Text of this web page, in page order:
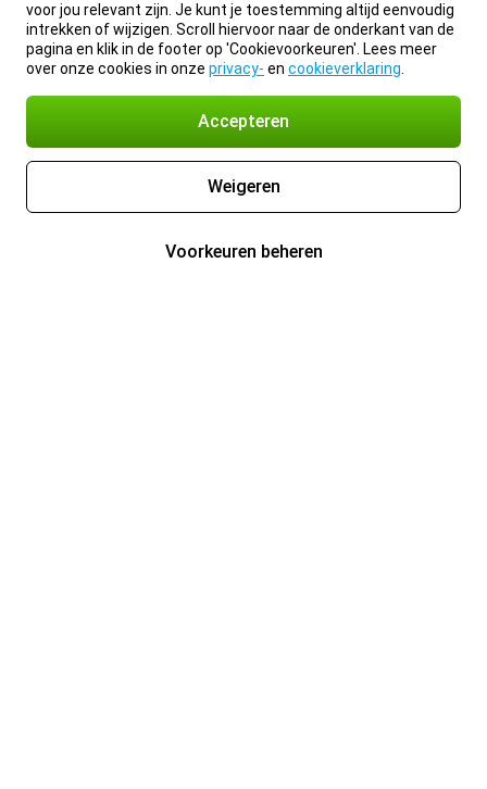
voor jou relevant zijn. Je kunt je toestemming altijd eenvoudig
intrekken of wijzigen. Scroll hiervoor naar de onderkant van de
pagina en klik in de footer op 'Cookievoorkeuren'. Lees meer
over onze cookies in onze privacy- en cookieverklaring
Accepteren
Weigeren
Voorkeuren beheren